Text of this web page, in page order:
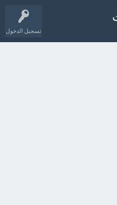
تسجيل الدخول